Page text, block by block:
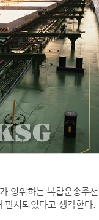
영위하는 복합운송주
시되었다고 생각한다.